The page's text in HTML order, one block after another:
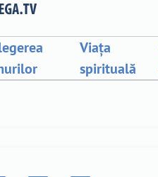
Viața
spirituală